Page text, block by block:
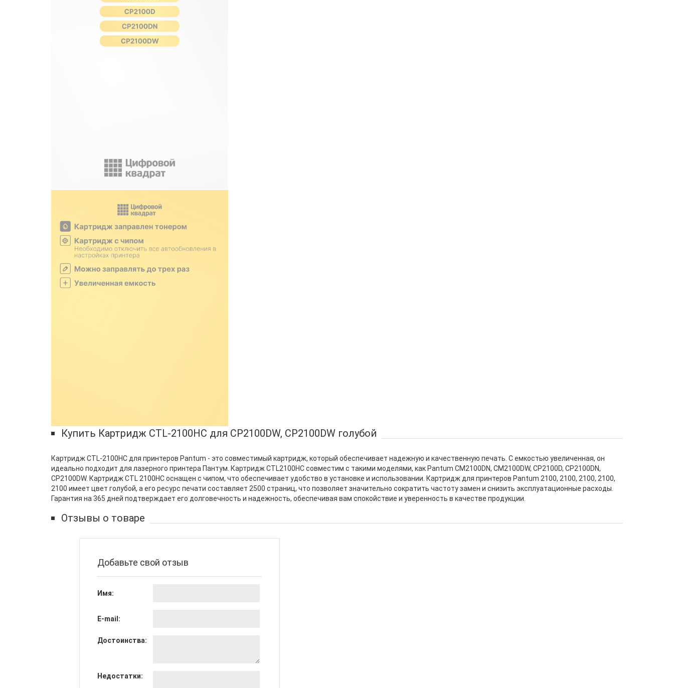
Купить Картридж CTL-2100HC для CP2100DW, CP2100DW голубой
Картридж CTL-2100HC для принтеров Pantum - это совместимый картридж, который обеспечивает надежную и качественную печать. С емкостью увеличенная, он
идеально подходит для лазерного принтера Пантум. Картридж CTL2100HC совместим с такими моделями, как Pantum CM2100DN, CM2100DW, CP2100D, CP2100DN,
CP2100DW. Картридж CTL 2100HC оснащен с чипом, что обеспечивает удобство в установке и использовании. Картридж для принтеров Pantum 2100, 2100, 2100, 2100,
2100 имеет цвет голубой, а его ресурс печати составляет 2500 страниц, что позволяет значительно сократить частоту замен и снизить эксплуатационные расходы.
Гарантия на 365 дней подтверждает его долговечность и надежность, обеспечивая вам спокойствие и уверенность в качестве продукции.
Отзывы о товаре
Добавьте свой отзыв
Имя:
E-mail:
Достоинства:
Недостатки: